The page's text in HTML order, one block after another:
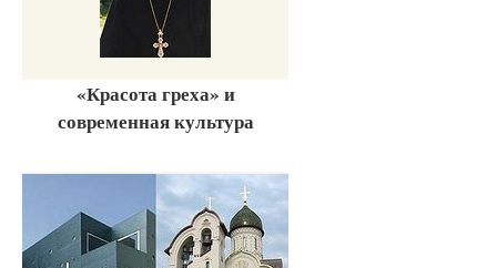
«Красота греха» и
современная культура